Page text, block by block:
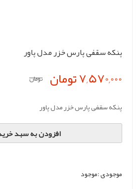
پنکه سقفی پارس خزر مدل پاور
7,570,000 تومان تومان
پنکه سقفی پارس خزر مدل پاور
افزودن به سبد
موجودی :موجود